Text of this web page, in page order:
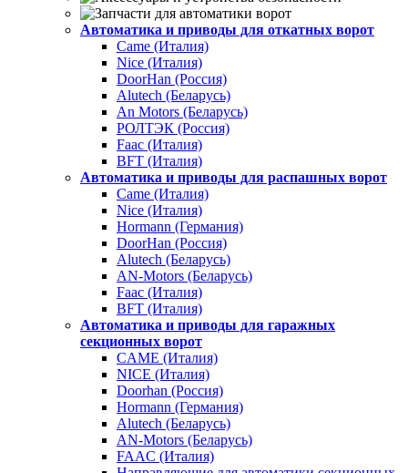
Автоматика и приводы для откатных ворот
Came (Италия)
Nice (Италия)
DoorHan (Россия)
Alutech (Беларусь)
An Motors (Беларусь)
РОЛТЭК (Россия)
Faac (Италия)
BFT (Италия)
Автоматика и приводы для распашных ворот
Came (Италия)
Nice (Италия)
Hormann (Германия)
DoorHan (Россия)
Alutech (Беларусь)
AN-Motors (Беларусь)
Faac (Италия)
BFT (Италия)
Автоматика и приводы для гаражных
секционных ворот
CAME (Италия)
NICE (Италия)
Doorhan (Россия)
Hormann (Германия)
Alutech (Беларусь)
AN-Motors (Беларусь)
FAAC (Италия)